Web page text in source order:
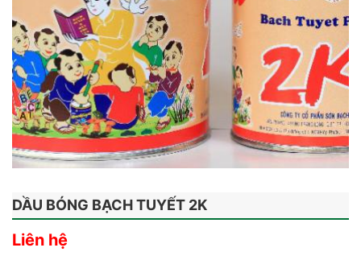
DẦU BÓNG BẠCH TUYẾT 2K
Liên hệ